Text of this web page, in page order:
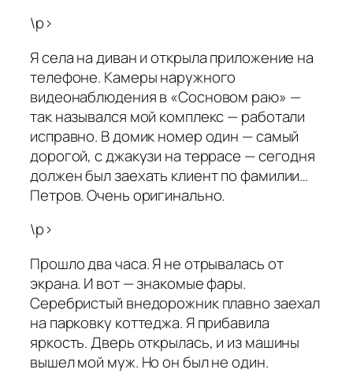
\p>
Я села на диван и открыла приложение на
телефоне. Камеры наружного
видеонаблюдения в «Сосновом раю» —
так назывался мой комплекс — работали
исправно. В домик номер один — самый
дорогой, с джакузи на террасе — сегодня
должен был заехать клиент по фамилии…
Петров. Очень оригинально.
\p>
Прошло два часа. Я не отрывалась от
экрана. И вот — знакомые фары.
Серебристый внедорожник плавно заехал
на парковку коттеджа. Я прибавила
яркость. Дверь открылась, и из машины
вышел мой муж. Но он был не один.